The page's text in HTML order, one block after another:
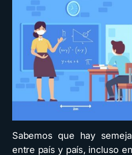
Sabemos que hay
entre país y país, incluso